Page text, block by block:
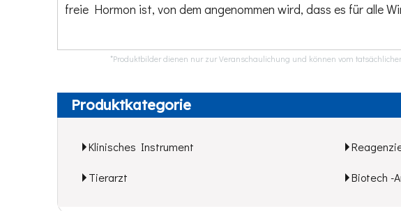
freie Hormon ist, von dem angenommen wird, dass es für alle
*Produktbilder dienen nur zur Veranschaulichung und können vom
Produktkategorie
Klinisches Instrument
Tierarzt Biotech -